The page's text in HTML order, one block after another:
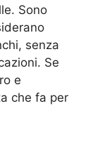
Sono
senza
Se
e
che fa per